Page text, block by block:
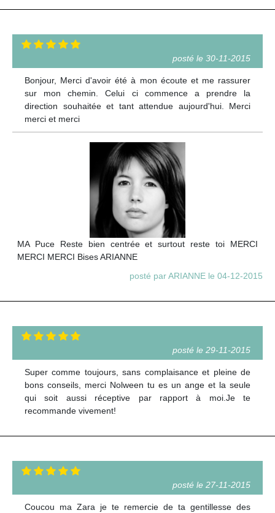
posté le 30-11-2015
Bonjour, Merci d'avoir été à mon écoute et me rassurer
sur mon chemin. Celui ci commence a prendre la
direction souhaitée et tant attendue aujourd'hui. Merci
merci et merci
MA Puce Reste bien centrée et surtout reste toi MERCI
MERCI MERCI Bises ARIANNE
posté par ARIANNE le 04-12-2015
posté le 29-11-2015
Super comme toujours, sans complaisance et pleine de
bons conseils, merci Nolween tu es un ange et la seule
qui soit aussi réceptive par rapport à moi.Je te
recommande vivement!
posté le 27-11-2015
Coucou ma Zara je te remercie de ta gentillesse des